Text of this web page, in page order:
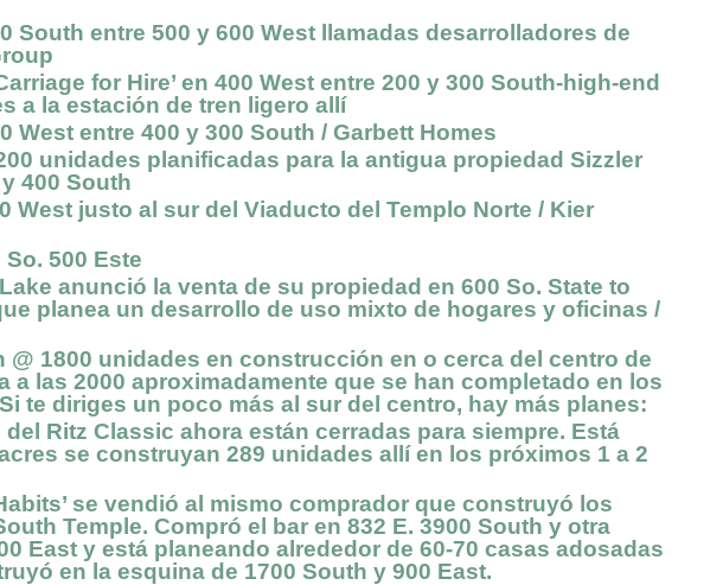
entre 500 y 600 West llamadas desarrolladores de
for Hire’ en 400 West entre 200 y 300 South-high-end
a la estación de tren ligero allí
entre 400 y 300 South / Garbett Homes
unidades planificadas para la antigua propiedad Sizzler
400 South
justo al sur del Viaducto del Templo Norte / Kier
500 Este
anunció la venta de su propiedad en 600 So. State to
planea un desarrollo de uso mixto de hogares y oficinas /
1800 unidades en construcción en o cerca del centro de
a las 2000 aproximadamente que se han completado en los
te diriges un poco más al sur del centro, hay más planes:
Ritz Classic ahora están cerradas para siempre. Está
se construyan 289 unidades allí en los próximos 1 a 2
se vendió al mismo comprador que construyó los
Temple. Compró el bar en 832 E. 3900 South y otra
East y está planeando alrededor de 60-70 casas adosadas
en la esquina de 1700 South y 900 East.